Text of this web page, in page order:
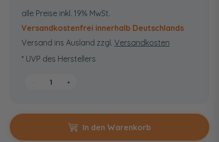
alle Preise inkl. 19% MwSt.
Versandkostenfrei innerhalb Deutschlands
Versand ins Ausland zzgl. Versandkosten
* UVP des Herstellers
+
In den Warenkorb